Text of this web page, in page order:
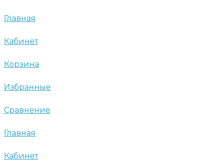
Главная
Кабинет
Корзина
Избранные
Сравнение
Главная
Кабинет